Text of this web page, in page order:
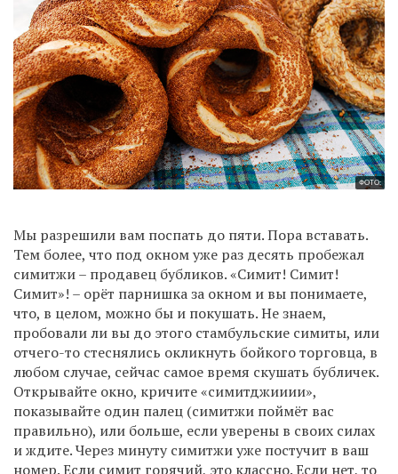
ФОТО:
Мы разрешили вам поспать до пяти. Пора вставать.
Тем более, что под окном уже раз десять пробежал
симитжи – продавец бубликов. «Симит! Симит!
Симит»! – орёт парнишка за окном и вы понимаете,
что, в целом, можно бы и покушать. Не знаем,
пробовали ли вы до этого стамбульские симиты, или
отчего-то стеснялись окликнуть бойкого торговца, в
любом случае, сейчас самое время скушать бубличек.
Открывайте окно, кричите «симитджииии»,
показывайте один палец (симитжи поймёт вас
правильно), или больше, если уверены в своих силах
и ждите. Через минуту симитжи уже постучит в ваш
номер. Если симит горячий, это классно. Если нет, то